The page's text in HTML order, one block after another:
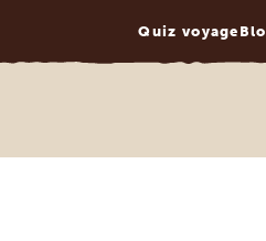
Quiz voyage